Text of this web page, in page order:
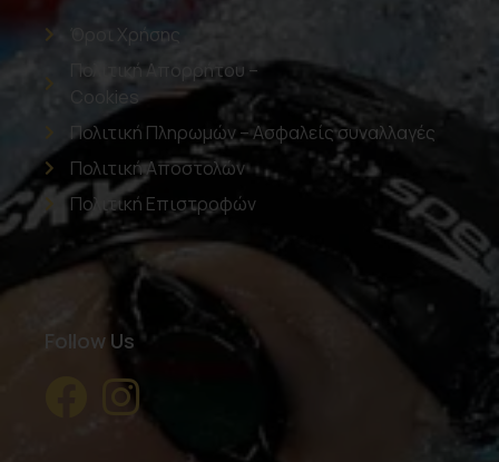
Όροι Χρήσης
Πολιτική Απορρήτου –
Cookies
Πολιτική Πληρωμών – Ασφαλείς συναλλαγές
Πολιτική Αποστολών
Πολιτική Επιστροφών
Follow Us